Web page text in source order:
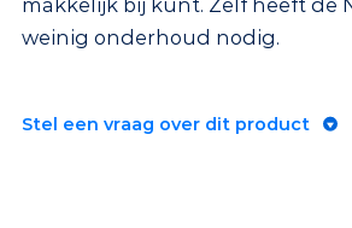
makkelijk bij kunt. Zelf heeft de
weinig onderhoud nodig.
Stel een vraag over dit product